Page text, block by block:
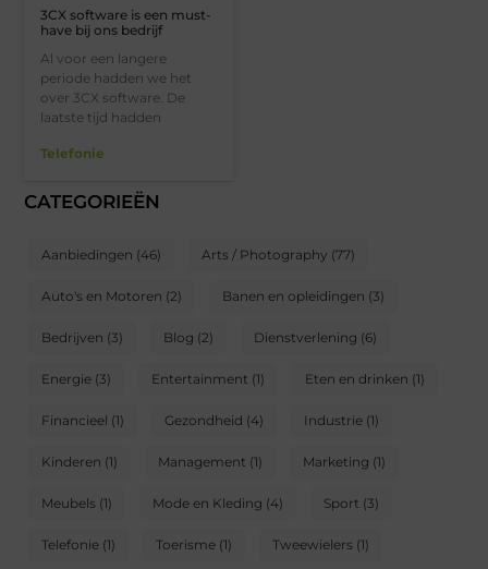
3CX software is een must-
have bij ons bedrijf
Al voor een langere
periode hadden we het
over 3CX software. De
laatste tijd hadden
Telefonie
CATEGORIEËN
Aanbiedingen (46) Arts / Photography (77)
Auto's en Motoren (2) Banen en opleidingen (3)
Bedrijven (3) Blog (2) Dienstverlening (6)
Energie (3) Entertainment (1) Eten en drinken (1)
Financieel (1) Gezondheid (4) Industrie (1)
Kinderen (1) Management (1) Marketing (1)
Meubels (1) Mode en Kleding (4) Sport (3)
Telefonie (1) Toerisme (1) Tweewielers (1)